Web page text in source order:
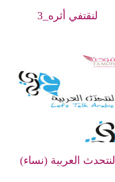
لنقتفي أثره_3
لنتحدث العربية (نساء)